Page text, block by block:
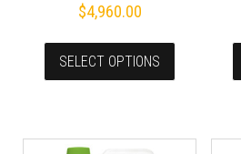
$4,960.00
SELECT OPTIONS